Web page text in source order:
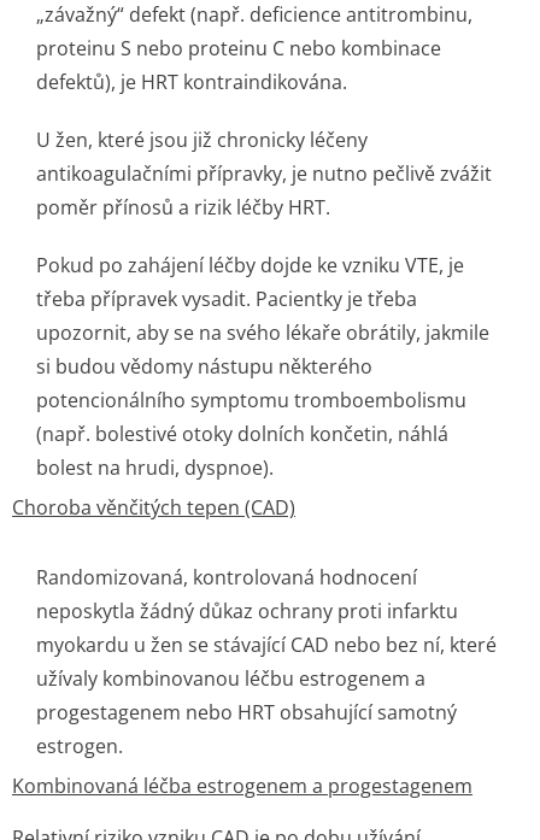
„závažný“ defekt (např. deficience antitrombinu,
proteinu S nebo proteinu C nebo kombinace
defektů), je HRT kontraindikována.
U žen, které jsou již chronicky léčeny
antikoagulačními přípravky, je nutno pečlivě zvážit
poměr přínosů a rizik léčby HRT.
Pokud po zahájení léčby dojde ke vzniku VTE, je
třeba přípravek vysadit. Pacientky je třeba
upozornit, aby se na svého lékaře obrátily, jakmile
si budou vědomy nástupu některého
potencionálního symptomu tromboembolismu
(např. bolestivé otoky dolních končetin, náhlá
bolest na hrudi, dyspnoe).
Choroba věnčitých tepen (CAD)
Randomizovaná, kontrolovaná hodnocení
neposkytla žádný důkaz ochrany proti infarktu
myokardu u žen se stávající CAD nebo bez ní, které
užívaly kombinovanou léčbu estrogenem a
progestagenem nebo HRT obsahující samotný
estrogen.
Kombinovaná léčba estrogenem a progestagenem